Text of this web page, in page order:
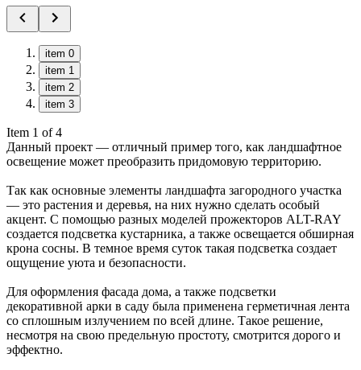
item 0
item 1
item 2
item 3
Item 1 of 4
Данный проект — отличный пример того, как ландшафтное
освещение может преобразить придомовую территорию.
Так как основные элементы ландшафта загородного участка
— это растения и деревья, на них нужно сделать особый
акцент. С помощью разных моделей прожекторов ALT-RAY
создается подсветка кустарника, а также освещается обширная
крона сосны. В темное время суток такая подсветка создает
ощущение уюта и безопасности.
Для оформления фасада дома, а также подсветки
декоративной арки в саду была применена герметичная лента
со сплошным излучением по всей длине. Такое решение,
несмотря на свою предельную простоту, смотрится дорого и
эффектно.